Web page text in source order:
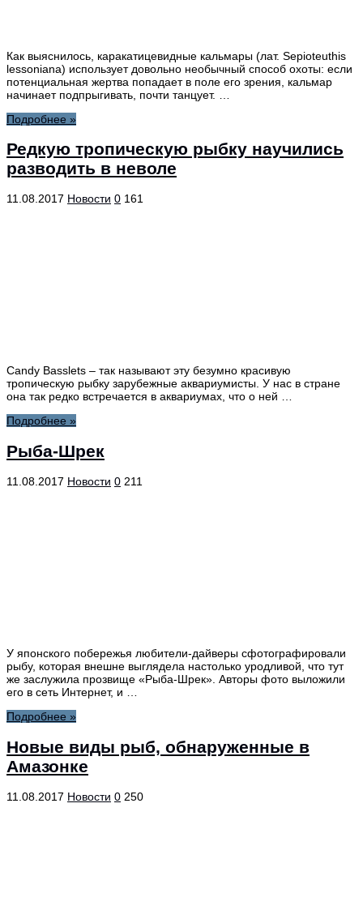
Как выяснилось, каракатицевидные кальмары (лат. Sepioteuthis
lessoniana) использует довольно необычный способ охоты: если
потенциальная жертва попадает в поле его зрения, кальмар
начинает подпрыгивать, почти танцует. …
Подробнее »
Редкую тропическую рыбку научились
разводить в неволе
11.08.2017 Новости 0 161
Candy Вasslets – так называют эту безумно красивую
тропическую рыбку зарубежные аквариумисты. У нас в стране
она так редко встречается в аквариумах, что о ней …
Подробнее »
Рыба-Шрек
11.08.2017 Новости 0 211
У японского побережья любители-дайверы сфотографировали
рыбу, которая внешне выглядела настолько уродливой, что тут
же заслужила прозвище «Рыба-Шрек». Авторы фото выложили
его в сеть Интернет, и …
Подробнее »
Новые виды рыб, обнаруженные в
Амазонке
11.08.2017 Новости 0 250